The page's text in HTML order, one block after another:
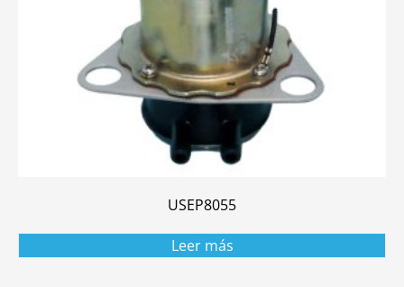
USEP8055
Leer más